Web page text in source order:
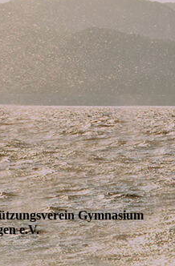
Gymnasium
e.V.